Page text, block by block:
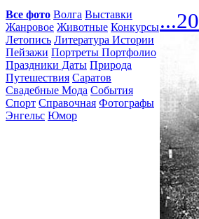
Все фото Волга Выставки
Жанровое Животные Конкурсы
Летопись Литература Истории
Пейзажи Портреты Портфолио
Праздники Даты Природа
Путешествия Саратов
Свадебные Мода События
Спорт Справочная Фотографы
Энгельс Юмор
...20